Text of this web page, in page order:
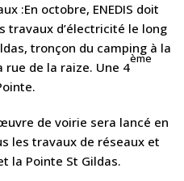
:En octobre, ENEDIS doit
travaux d’électricité le long
tronçon du camping à la
rue de la raize. Une 4
ème
de voirie sera lancé en
les travaux de réseaux et
la Pointe St Gildas.